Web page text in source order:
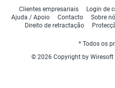
Clientes empresariais Login de
Ajuda / Apoio
Contacto Sobre
Direito de retractação
* Todos os
© 2026 Copyright by Wiresoft